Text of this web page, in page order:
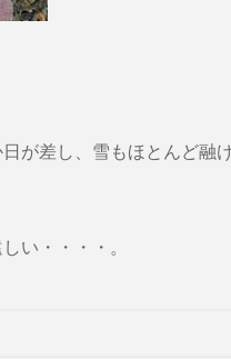
が差し、雪もほとんど融
い・・・・。